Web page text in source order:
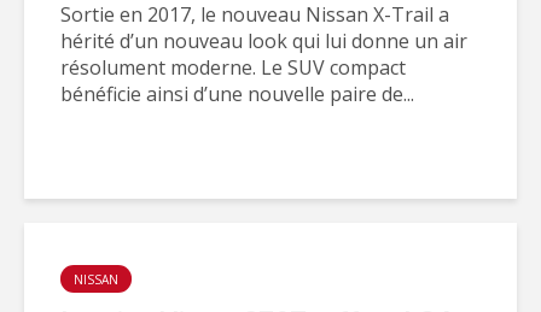
Sortie en 2017, le nouveau Nissan X-Trail a
hérité d’un nouveau look qui lui donne un air
résolument moderne. Le SUV compact
bénéficie ainsi d’une nouvelle paire de...
NISSAN